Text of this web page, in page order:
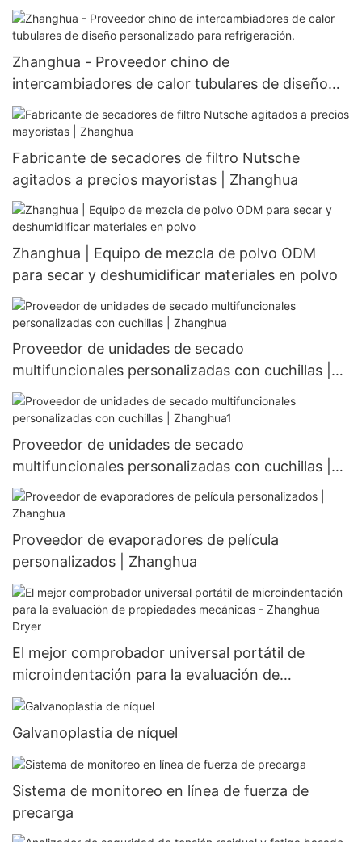
Filtro Nutsche agitado.
Zhanghua - Proveedor chino de
intercambiadores de calor tubulares de diseño
personalizado para refrigeración.
Fabricante de secadores de filtro Nutsche
agitados a precios mayoristas | Zhanghua
Zhanghua | Equipo de mezcla de polvo ODM
para secar y deshumidificar materiales en polvo
Proveedor de unidades de secado
multifuncionales personalizadas con cuchillas |
Zhanghua
Proveedor de unidades de secado
multifuncionales personalizadas con cuchillas |
Zhanghua1
Proveedor de evaporadores de película
personalizados | Zhanghua
El mejor comprobador universal portátil de
microindentación para la evaluación de
propiedades mecánicas - Zhanghua Dryer
Galvanoplastia de níquel
Sistema de monitoreo en línea de fuerza de
precarga